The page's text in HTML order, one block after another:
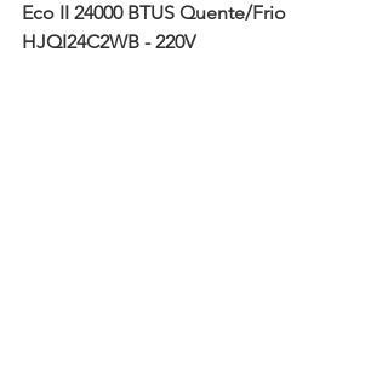
Eco II 24000 BTUS Quente/Frio
HJQI24C2WB - 220V